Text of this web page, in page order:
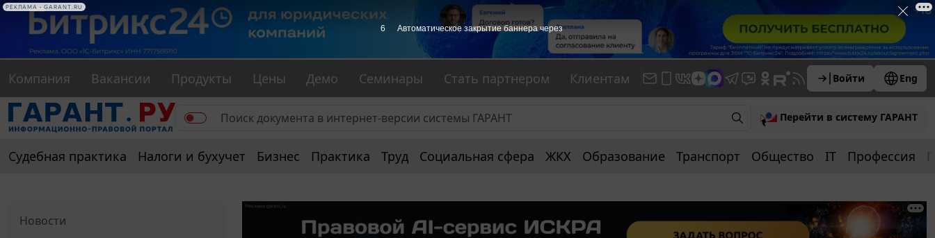
Компания Вакансии Продукты Цены Демо Семинары Стать партнером Клиентам Войти Eng
Перейти в систему ГАРАНТ
Судебная практика Налоги и бухучет Бизнес Практика Труд Социальная сфера ЖКХ Образование Транспорт Общество IT Профессия
Новости
6 Автоматическое закрытие баннера через
РЕКЛАМА • GARANT.RU